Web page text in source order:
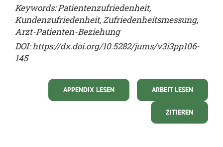
Keywords: Patientenzufriedenheit,
Kundenzufriedenheit, Zufriedenheitsmessung,
Arzt-Patienten-Beziehung
DOI:https://dx.doi.org/10.5282/jums/v3i3pp106-
145
ARBEIT LESEN
APPENDIX LESEN
ZITIEREN